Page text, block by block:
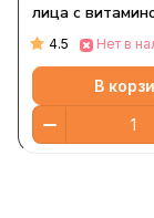
лица с
(ретинолом), 30
жидк. унция)
4.5 Нет в
В